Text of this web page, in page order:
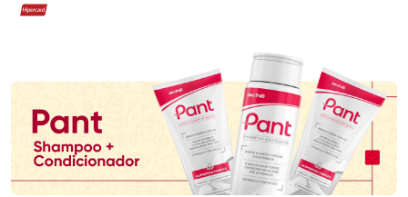
Hipercard
Promoção em Destaque